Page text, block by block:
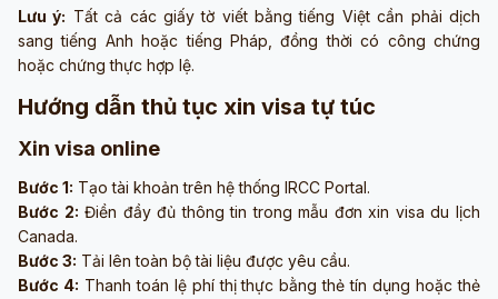
Lưu ý: Tất cả các giấy tờ viết bằng tiếng Việt cần phải dịch
sang tiếng Anh hoặc tiếng Pháp, đồng thời có công chứng
hoặc chứng thực hợp lệ.
Hướng dẫn thủ tục xin visa tự túc
Xin visa online
Bước 1: Tạo tài khoản trên hệ thống IRCC Portal.
Bước 2: Điền đầy đủ thông tin trong mẫu đơn xin visa du lịch
Canada.
Bước 3: Tải lên toàn bộ tài liệu được yêu cầu.
Bước 4: Thanh toán lệ phí thị thực bằng thẻ tín dụng hoặc thẻ